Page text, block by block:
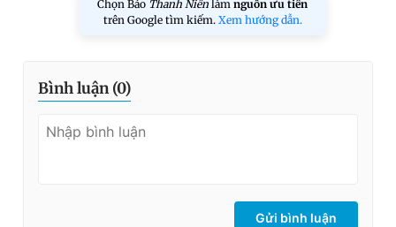
Chọn Báo Thanh Niên làm nguồn ưu tiên
trên Google tìm kiếm. Xem hướng dẫn.
Bình luận (0)
Gửi bình luận